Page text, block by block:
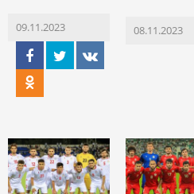
09.11.2023 08.11.2023